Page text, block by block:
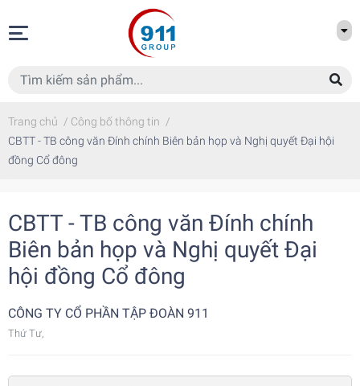
Trang chủ / Công bố thông tin /
CBTT - TB công văn Đính chính Biên bản họp và Nghị quyết Đại hội
đồng Cổ đông
CBTT - TB công văn Đính chính
Biên bản họp và Nghị quyết Đại
hội đồng Cổ đông
CÔNG TY CỔ PHẦN TẬP ĐOÀN 911
Thứ Tư,